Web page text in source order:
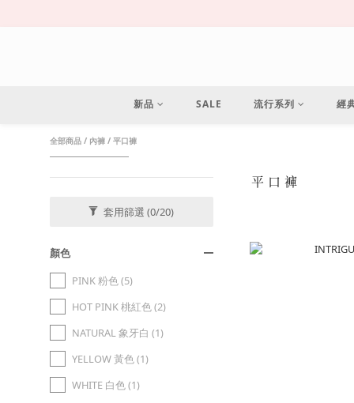
新品 SALE 流行系列 經
全部商品 / 內褲 / 平口褲
套用篩選(0/20)
顏色
PINK 粉色 (5)
HOT PINK 桃紅色 (2)
NATURAL 象牙白 (1)
YELLOW 黃色 (1)
WHITE 白色 (1)
平口褲